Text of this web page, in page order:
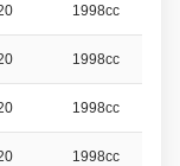
1998cc
1998cc
1998cc
1998cc